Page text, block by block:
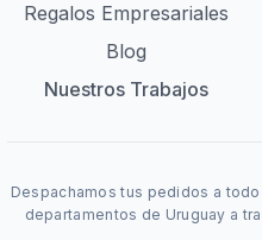
Regalos Empresariales
Blog
Nuestros Trabajos
Despachamos tus pedidos a
departamentos de Uruguay a